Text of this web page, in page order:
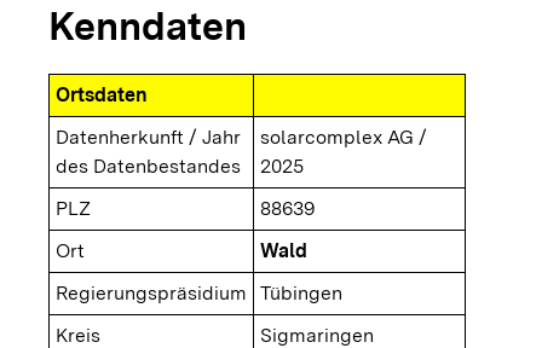
Kenndaten
Ortsdaten
Datenherkunft / Jahr
des Datenbestandes
solarcomplex AG /
2025
PLZ
88639
Ort
Wald
Regierungspräsidium
Tübingen
Kreis
Sigmaringen